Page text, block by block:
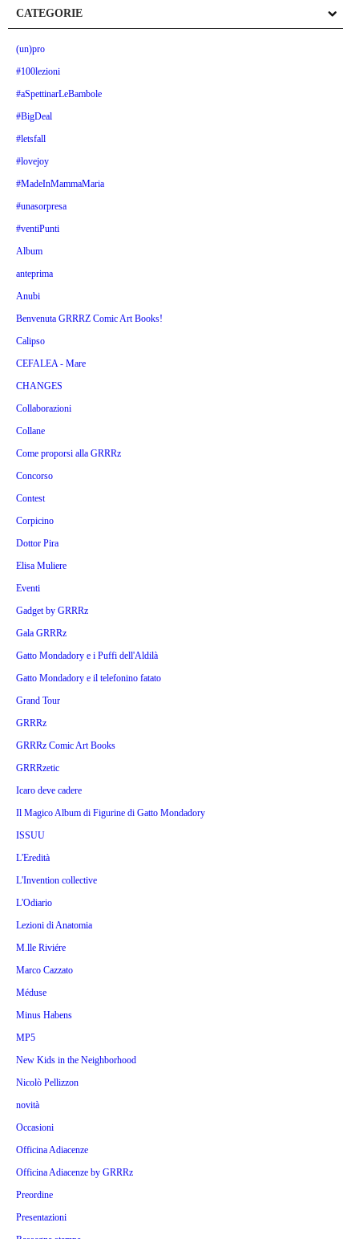
CATEGORIE
(un)pro
#100lezioni
#aSpettinarLeBambole
#BigDeal
#letsfall
#lovejoy
#MadeInMammaMaria
#unasorpresa
#ventiPunti
Album
anteprima
Anubi
Benvenuta GRRRZ Comic Art Books!
Calipso
CEFALEA - Mare
CHANGES
Collaborazioni
Collane
Come proporsi alla GRRRz
Concorso
Contest
Corpicino
Dottor Pira
Elisa Muliere
Eventi
Gadget by GRRRz
Gala GRRRz
Gatto Mondadory e i Puffi dell'Aldilà
Gatto Mondadory e il telefonino fatato
Grand Tour
GRRRz
GRRRz Comic Art Books
GRRRzetic
Icaro deve cadere
Il Magico Album di Figurine di Gatto Mondadory
ISSUU
L'Eredità
L'Invention collective
L'Odiario
Lezioni di Anatomia
M.lle Riviére
Marco Cazzato
Méduse
Minus Habens
MP5
New Kids in the Neighborhood
Nicolò Pellizzon
novità
Occasioni
Officina Adiacenze
Officina Adiacenze by GRRRz
Preordine
Presentazioni